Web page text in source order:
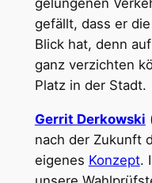
gelungenen
gefällt, dass er
Blick hat, denn
ganz verzichten
Platz in der Stadt.
Gerrit Derkowski
nach der Zukunft
eigenes Konzept.